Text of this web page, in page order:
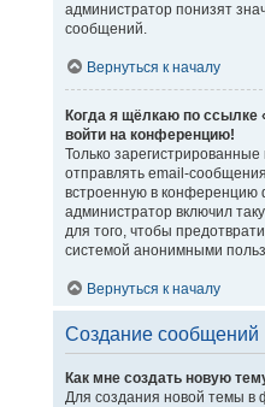
администратор понизят
сообщений.
Вернуться к началу
Когда я щёлкаю по ссылке
войти на конференцию!
Только зарегистрированные
отправлять email-
встроенную в конференцию
администратор включил
для того, чтобы
системой анонимными
Вернуться к началу
Создание сообщений
Как мне создать новую
Для создания новой темы в